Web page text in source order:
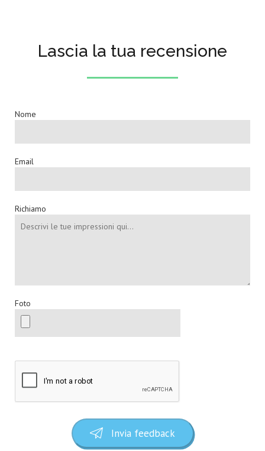
Lascia la tua recensione
Nome
Email
Richiamo
Foto
Invia feedback